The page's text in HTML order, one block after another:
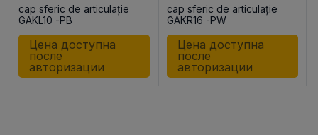
cap sferic de articulație
GAKL10 -PB
Цена доступна
после
авторизации
cap sferic de articulație
GAKR16 -PW
Цена доступна
после
авторизации